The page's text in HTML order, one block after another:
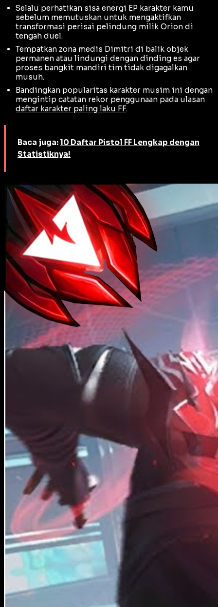
Selalu perhatikan sisa energi EP karakter kamu
sebelum memutuskan untuk mengaktifkan
transformasi perisai pelindung milik Orion di
tengah duel.
Tempatkan zona medis Dimitri di balik objek
permanen atau lindungi dengan dinding es agar
proses bangkit mandiri tim tidak digagalkan
musuh.
Bandingkan popularitas karakter musim ini dengan
mengintip catatan rekor penggunaan pada ulasan
daftar karakter paling laku FF.
Baca juga: 10 Daftar Pistol FF Lengkap dengan
Statistiknya!